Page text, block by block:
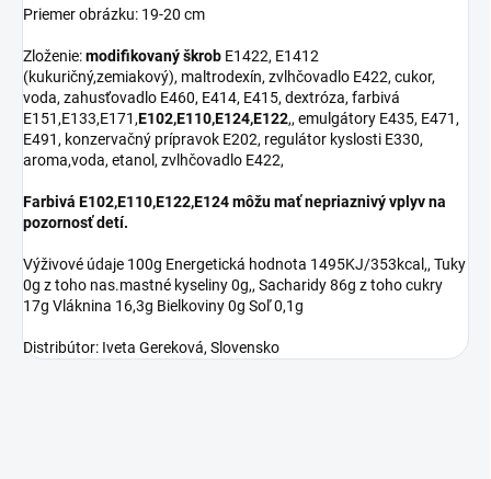
Priemer obrázku: 19-20 cm
Zloženie:modifikovaný škrob E1422, E1412
(kukuričný,zemiakový), maltrodexín, zvlhčovadlo E422, cukor,
voda, zahusťovadlo E460, E414, E415, dextróza, farbivá
E151,E133,E171,E102,E110,E124,E122,, emulgátory E435, E471,
E491, konzervačný prípravok E202, regulátor kyslosti E330,
aroma,voda, etanol, zvlhčovadlo E422,
Farbivá E102,E110,E122,E124 môžu mať nepriaznivý vplyv na
pozornosť detí.
Výživové údaje 100g Energetická hodnota 1495KJ/353kcal,, Tuky
0g z toho nas.mastné kyseliny 0g,, Sacharidy 86g z toho cukry
17g Vláknina 16,3g Bielkoviny 0g Soľ 0,1g
Distribútor: Iveta Gereková, Slovensko